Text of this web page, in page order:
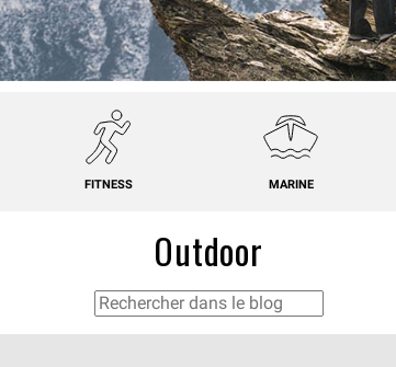
FITNESS MARINE
Outdoor